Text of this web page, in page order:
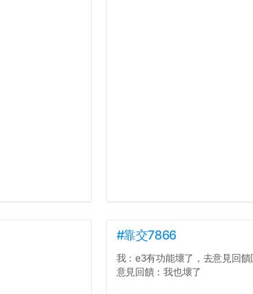
#靠交7866
我：e3有功能壞了，去意見回饋
意見回饋：我也壞了